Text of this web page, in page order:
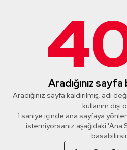
Aradığınız
Aradığınız sayfa kaldırılmış, adı
kullanım dışı
1 saniye içinde ana sayfaya
istemiyorsanız aşağıdaki 'Ana